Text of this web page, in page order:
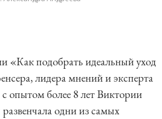
«Как подобрать идеальный уход
лидера мнений и эксперта
опытом более 8 лет Виктории
одни из самых